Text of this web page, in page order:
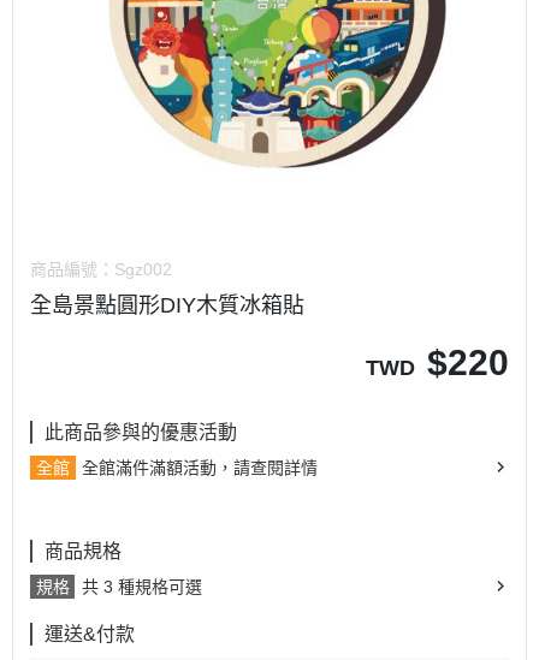
商品編號： Sgz002
全島景點圓形DIY木質冰箱貼
TWD $220
此商品參與的優惠活動
全館 全館滿件滿額活動，請查閱詳情
商品規格
規格 共 3 種規格可選
運送&付款